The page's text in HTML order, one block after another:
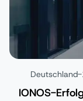
Deutschland-
IONOS-